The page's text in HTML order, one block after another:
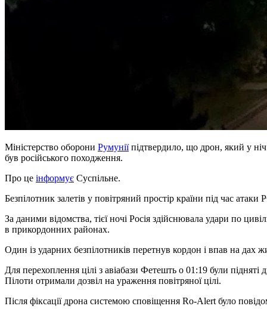
Міністерство оборони Румуніїпідтвердило, що дрон, який у ніч
був російського походження.
Про це інформує Суспільне.
Безпілотник залетів у повітряний простір країни під час
За даними відомства, тієї ночі Росія здійснювала удари по
в прикордонних районах.
Один із ударних безпілотників перетнув кордон і впав на дах
Для перехоплення цілі з авіабази Фетешть о 01:19 були
Пілоти отримали дозвіл на ураження повітряної цілі.
Після фіксації дрона системою сповіщення Ro-Alert було